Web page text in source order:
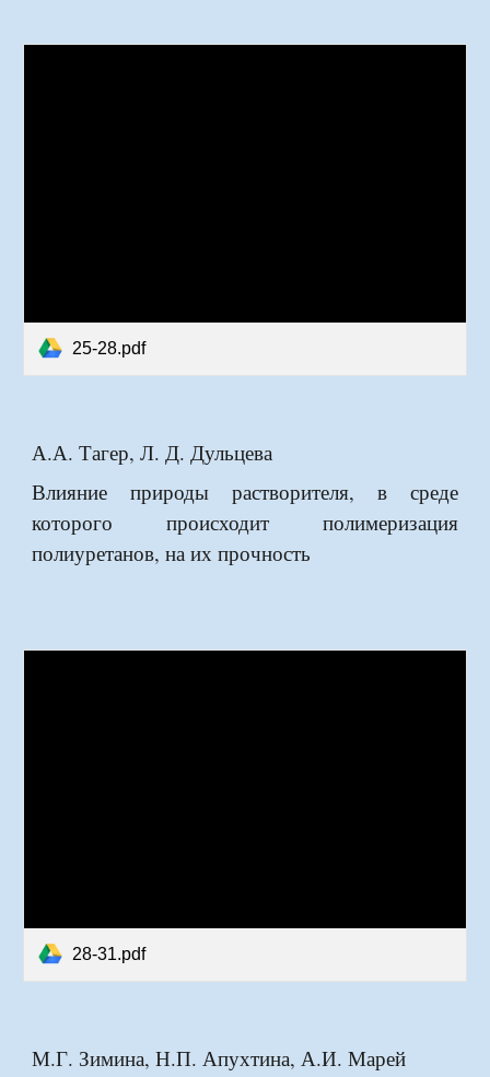
25-28.pdf
А.А. Тагер, Л. Д. Дульцева
Влияние природы растворителя, в среде
которого происходит полимеризация
полиуретанов, на их прочность
28-31.pdf
М.Г. Зимина, Н.П. Апухтина, А.И. Марей